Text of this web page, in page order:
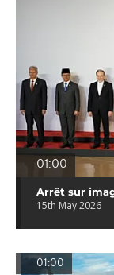
01:00
Arrêt sur
15th May 2026
01:00